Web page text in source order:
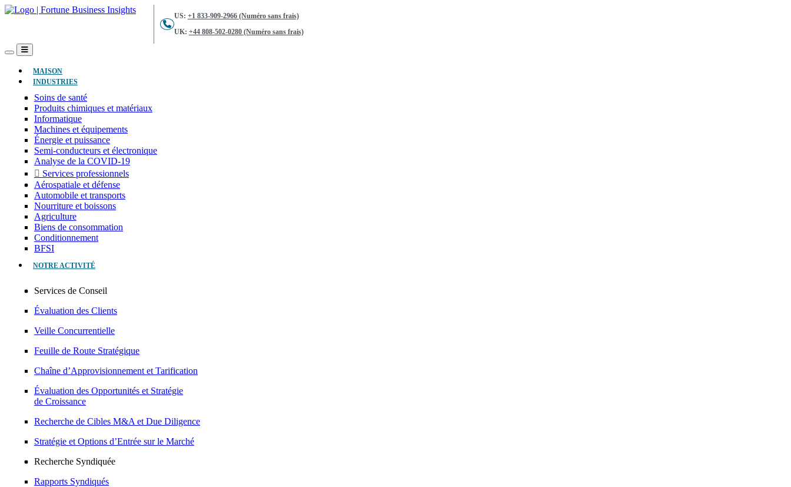
US: +1 833-909-2966 (Numéro sans frais)
UK: +44 808-502-0280 (Numéro sans frais)
MAISON(ACTUEL)
INDUSTRIES
Soins de santé
Produits chimiques et matériaux
Informatique
Machines et équipements
Énergie et puissance
Semi-conducteurs et électronique
Analyse de la COVID-19
Services professionnels
Aérospatiale et défense
Automobile et transports
Nourriture et boissons
Agriculture
Biens de consommation
Conditionnement
BFSI
NOTRE ACTIVITÉ
Services de Conseil
Évaluation des Clients
Veille Concurrentielle
Feuille de Route Stratégique
Chaîne d’Approvisionnement et Tarification
Évaluation des Opportunités et Stratégie
de Croissance
Recherche de Cibles M&A et Due Diligence
Stratégie et Options d’Entrée sur le Marché
Recherche Syndiquée
Rapports Syndiqués